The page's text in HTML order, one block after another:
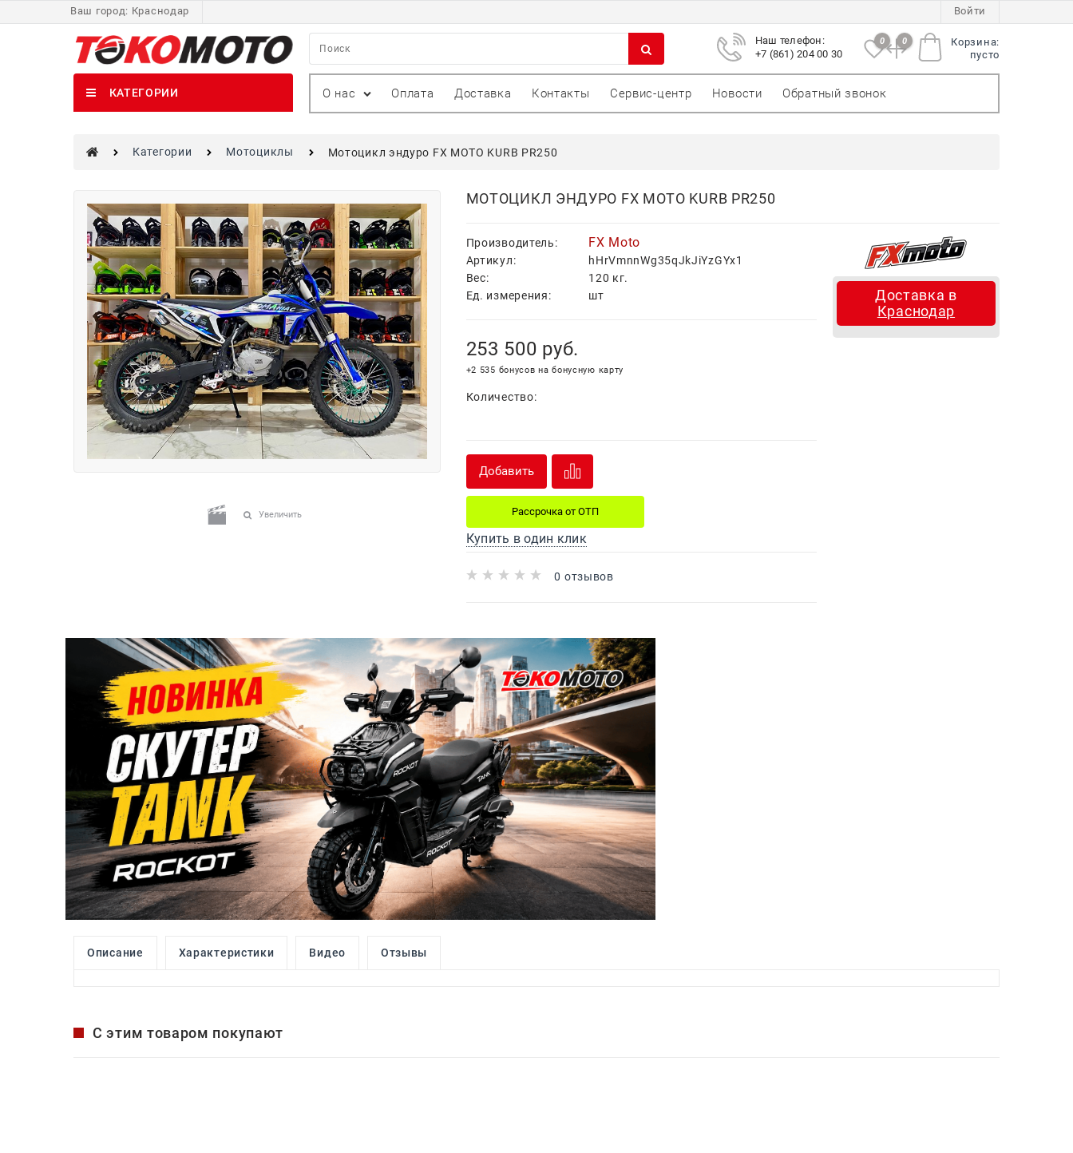
Ваш город: Краснодар Войти
Корзина:
пусто
0 0
Наш телефон:
+7 (861) 204 00 30
КАТЕГОРИИ О нас Оплата Доставка Контакты Сервис-центр Новости Обратный звонок
Категории Мотоциклы Мотоцикл эндуро FX MOTO KURB PR250
Увеличить
МОТОЦИКЛ ЭНДУРО FX MOTO KURB PR250
Производитель: FX Moto
Артикул:
hHrVmnnWg35qJkJiYzGYx1
Вес:
120 кг.
Ед. измерения:
шт
253 500 руб.
+2 535 бонусов на бонусную карту
Количество:
Добавить
Купить в один клик
Рассрочка от ОТП
0 отзывов
Доставка в
Краснодар
Описание Характеристики Видео Отзывы
С этим товаром покупают